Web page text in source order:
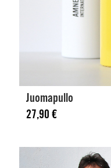
Juomapullo
27,90 €